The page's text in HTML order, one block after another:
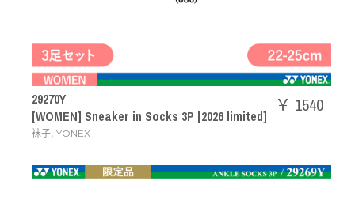
29270Y
[WOMEN] Sneaker in Socks 3P [2026 limited]
袜子, YONEX
￥ 1540